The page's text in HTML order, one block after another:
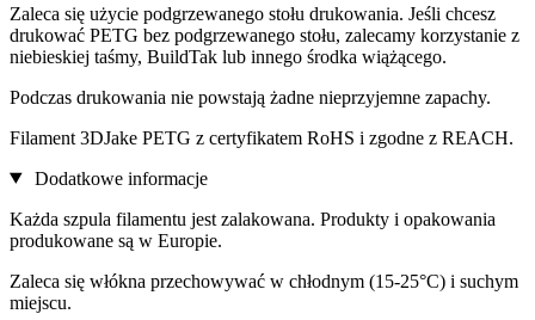
Zaleca się użycie podgrzewanego stołu drukowania. Jeśli chcesz
drukować PETG bez podgrzewanego stołu, zalecamy korzystanie z
niebieskiej taśmy, BuildTak lub innego środka wiążącego.
Podczas drukowania nie powstają żadne nieprzyjemne zapachy.
Filament 3DJake PETG z certyfikatem RoHS i zgodne z REACH.
Dodatkowe informacje
Każda szpula filamentu jest zalakowana. Produkty i opakowania
produkowane są w Europie.
Zaleca się włókna przechowywać w chłodnym (15-25°C) i suchym
miejscu.